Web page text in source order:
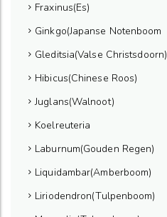
Fraxinus(Es)
Ginkgo(Japanse Notenboom
Gleditsia(Valse Christsdoorn)
Hibicus(Chinese Roos)
Juglans(Walnoot)
Koelreuteria
Laburnum(Gouden Regen)
Liquidambar(Amberboom)
Liriodendron(Tulpenboom)